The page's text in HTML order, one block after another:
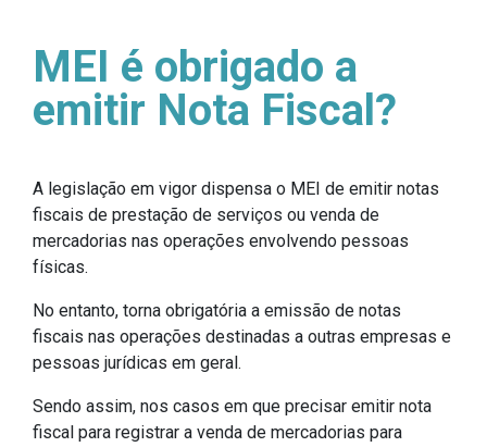
MEI é obrigado a
emitir Nota Fiscal?
A legislação em vigor dispensa o MEI de emitir notas
fiscais de prestação de serviços ou venda de
mercadorias nas operações envolvendo pessoas
físicas.
No entanto, torna obrigatória a emissão de notas
fiscais nas operações destinadas a outras empresas e
pessoas jurídicas em geral.
Sendo assim, nos casos em que precisar emitir nota
fiscal para registrar a venda de mercadorias para